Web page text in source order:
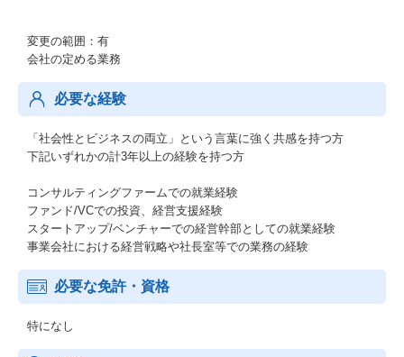
変更の範囲：有
会社の定める業務
必要な経験
「社会性とビジネスの両立」という言葉に強く共感を持つ方
下記いずれかの計3年以上の経験を持つ方
コンサルティングファームでの就業経験
ファンド/VCでの投資、経営支援経験
スタートアップ/ベンチャーでの経営幹部としての就業経験
事業会社における経営戦略や社長室等での業務の経験
必要な免許・資格
特になし